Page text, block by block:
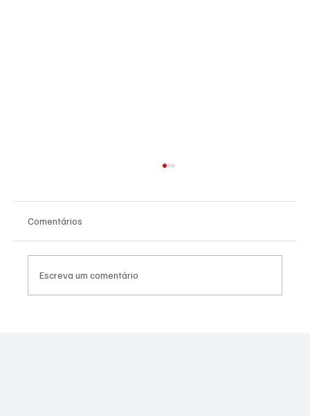
Comentários
Escreva um comentário